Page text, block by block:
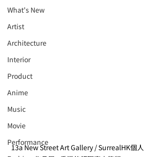
What's New
Artist
Architecture
Interior
⁠⁠Product
Anime
Music
⁠⁠Movie
⁠⁠Performance
13a New Street Art Gallery / SurrealHK個人